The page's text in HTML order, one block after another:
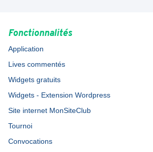
Fonctionnalités
Application
Lives commentés
Widgets gratuits
Widgets - Extension Wordpress
Site internet MonSiteClub
Tournoi
Convocations